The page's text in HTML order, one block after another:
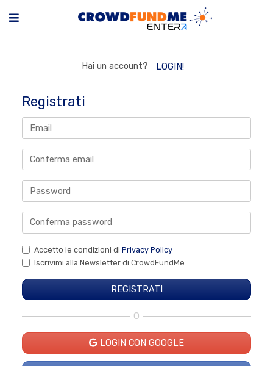
Hai un account? LOGIN!
Registrati
Accetto le condizioni di Privacy Policy
Iscrivimi alla Newsletter di CrowdFundMe
O
LOGIN CON GOOGLE